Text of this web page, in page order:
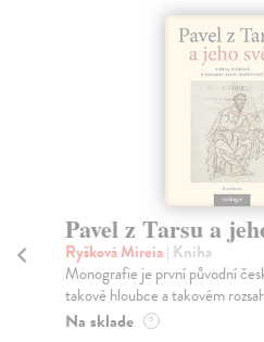
Náboženství Mayů
Kostićová Zuzana Marie
Kdo byli Mayové? Kde a jak žili?
Na sklade ?